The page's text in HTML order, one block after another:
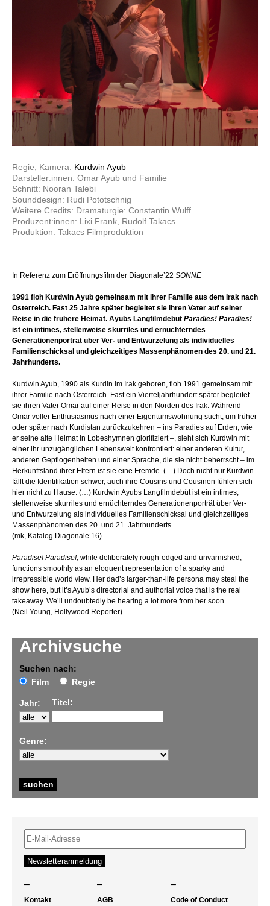
Archivsuche
Suchen nach:
Film
Regie
Jahr: Titel:
Genre:
Regie, Kamera: Kurdwin Ayub
Darsteller:innen: Omar Ayub und Familie
Schnitt: Nooran Talebi
Sounddesign: Rudi Pototschnig
Weitere Credits: Dramaturgie: Constantin Wulff
Produzent:innen: Lixi Frank, Rudolf Takacs
Produktion: Takacs Filmproduktion
In Referenz zum Eröffnungsfilm der Diagonale’22 SONNE
1991 floh Kurdwin Ayub gemeinsam mit ihrer Familie aus dem Irak nach
Österreich. Fast 25 Jahre später begleitet sie ihren Vater auf seiner
Reise in die frühere Heimat. Ayubs Langfilmdebüt Paradies! Paradies!
ist ein intimes, stellenweise skurriles und ernüchterndes
Generationenporträt über Ver- und Entwurzelung als individuelles
Familienschicksal und gleichzeitiges Massenphänomen des 20. und 21.
Jahrhunderts.
Kurdwin Ayub, 1990 als Kurdin im Irak geboren, floh 1991 gemeinsam mit
ihrer Familie nach Österreich. Fast ein Vierteljahrhundert später begleitet
sie ihren Vater Omar auf einer Reise in den Norden des Irak. Während
Omar voller Enthusiasmus nach einer Eigentumswohnung sucht, um früher
oder später nach Kurdistan zurückzukehren – ins Paradies auf Erden, wie
er seine alte Heimat in Lobeshymnen glorifiziert –, sieht sich Kurdwin mit
einer ihr unzugänglichen Lebenswelt konfrontiert: einer anderen Kultur,
anderen Gepflogenheiten und einer Sprache, die sie nicht beherrscht – im
Herkunftsland ihrer Eltern ist sie eine Fremde. (…) Doch nicht nur Kurdwin
fällt die Identifikation schwer, auch ihre Cousins und Cousinen fühlen sich
hier nicht zu Hause. (…) Kurdwin Ayubs Langfilmdebüt ist ein intimes,
stellenweise skurriles und ernüchterndes Generationenporträt über Ver-
und Entwurzelung als individuelles Familienschicksal und gleichzeitiges
Massenphänomen des 20. und 21. Jahrhunderts.
(mk, Katalog Diagonale’16)
Paradise! Paradise!, while deliberately rough-edged and unvarnished,
functions smoothly as an eloquent representation of a sparky and
irrepressible world view. Her dad’s larger-than-life persona may steal the
show here, but it’s Ayub’s directorial and authorial voice that is the real
takeaway. We’ll undoubtedly be hearing a lot more from her soon.
(Neil Young, Hollywood Reporter)
– – –
Kontakt
AGB
Code of Conduct